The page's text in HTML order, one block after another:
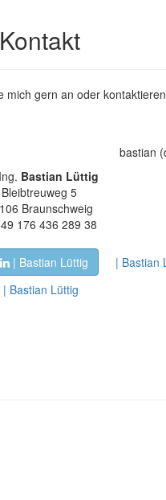
Kontakt
mich gern an oder
bastian
Bastian Lüttig
Bleibtreuweg 5
Braunschweig
176 436 289 38
| Bastian Lüttig
| Bastian
| Bastian Lüttig